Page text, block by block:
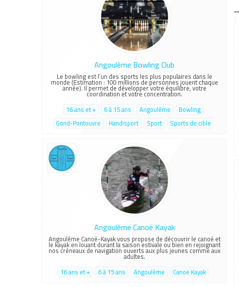
Angoulême Bowling Club
Le bowling est l’un des sports les plus populaires dans le
monde (Estimation : 100 millions de personnes jouent chaque
année). Il permet de développer votre équilibre, votre
coordination et votre concentration.
16 ans et +
6 à 15 ans Angoulême
Bowling
Gond-Pontouvre
Handisport Sport Sports de cible
Angoulême Canoë Kayak
Angoulême Canoë-Kayak vous propose de découvrir le canoë et
le kayak en louant durant la saison estivale ou bien en rejoignant
nos créneaux de navigation ouverts aux plus jeunes comme aux
adultes.
16 ans et +
6 à 15 ans Angoulême Canoë Kayak